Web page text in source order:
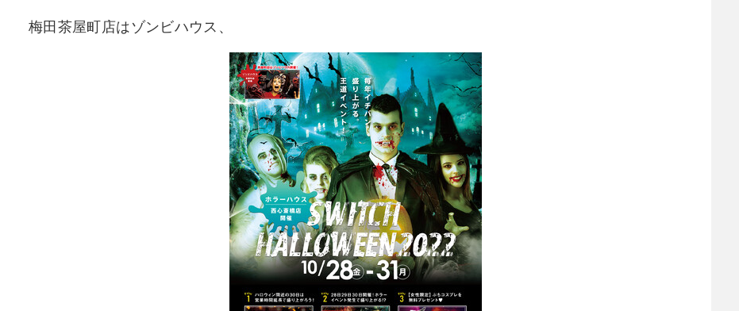
梅田茶屋町店はゾンビハウス、